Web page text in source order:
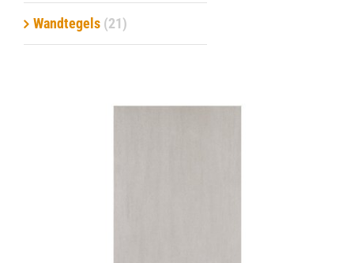
Wandtegels (21)